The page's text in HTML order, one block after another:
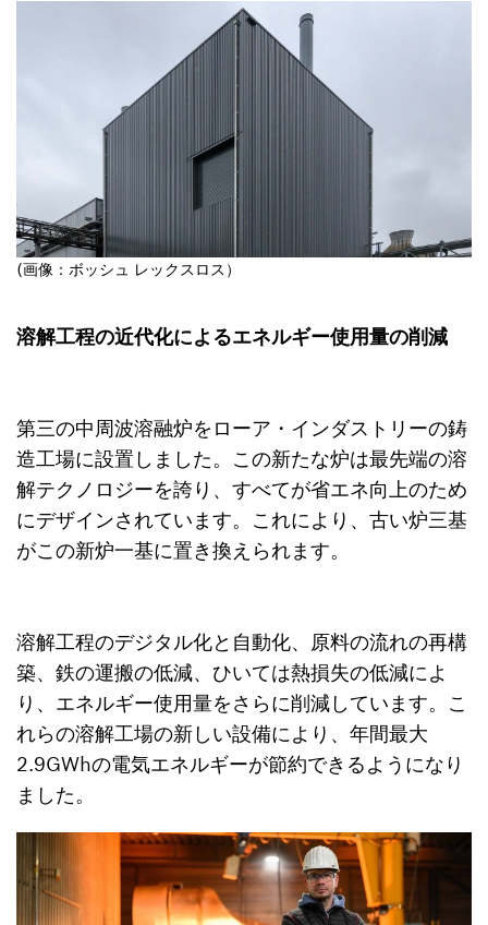
(画像：ボッシュ レックスロス）
溶解工程の近代化によるエネルギー使用量の削減
第三の中周波溶融炉をローア・インダストリーの鋳
造工場に設置しました。この新たな炉は最先端の溶
解テクノロジーを誇り、すべてが省エネ向上のため
にデザインされています。これにより、古い炉三基
がこの新炉一基に置き換えられます。
溶解工程のデジタル化と自動化、原料の流れの再構
築、鉄の運搬の低減、ひいては熱損失の低減によ
り、エネルギー使用量をさらに削減しています。こ
れらの溶解工場の新しい設備により、年間最大
2.9GWhの電気エネルギーが節約できるようになり
ました。